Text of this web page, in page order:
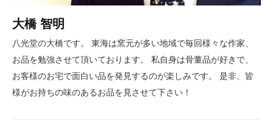
大橋 智明
八光堂の大橋です。 東海は窯元が多い地域で毎回様々な作家、
お品を勉強させて頂いております。 私自身は骨董品が好きで、
お客様のお宅で面白い品を発見するのが楽しみです。 是非、皆
様がお持ちの味のあるお品を見させて下さい！